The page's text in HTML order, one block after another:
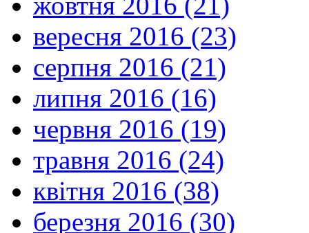
вересня 2016 (23)
серпня 2016 (21)
липня 2016 (16)
червня 2016 (19)
травня 2016 (24)
квітня 2016 (38)
березня 2016 (30)